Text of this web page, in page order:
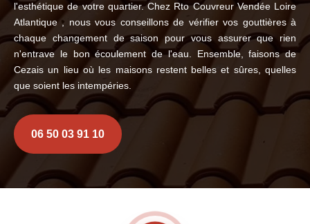
l'esthétique de votre quartier. Chez Rto Couvreur Vendée Loire
Atlantique , nous vous conseillons de vérifier vos gouttières à
chaque changement de saison pour vous assurer que rien
n'entrave le bon écoulement de l'eau. Ensemble, faisons de
Cezais un lieu où les maisons restent belles et sûres, quelles
que soient les intempéries.
06 50 03 91 10